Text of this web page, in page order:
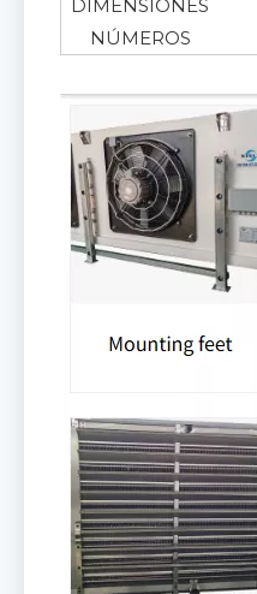
DIMENSIONES
NÚMEROS